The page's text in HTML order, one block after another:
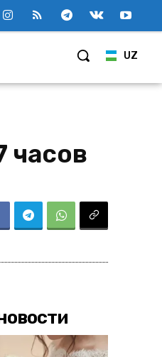
UZ
часов